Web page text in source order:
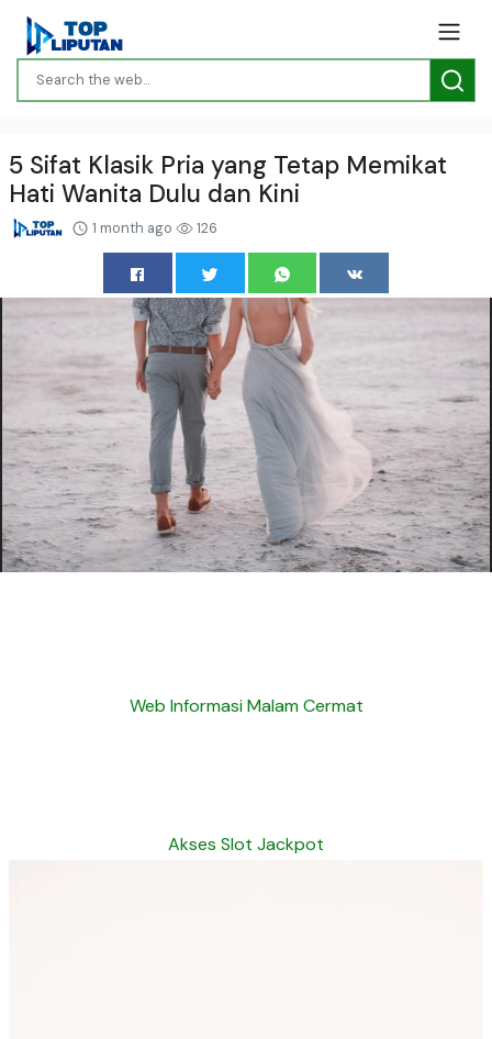
5 Sifat Klasik Pria yang Tetap Memikat
Hati Wanita Dulu dan Kini
1 month ago 126
Web Informasi Malam Cermat
Akses Slot Jackpot